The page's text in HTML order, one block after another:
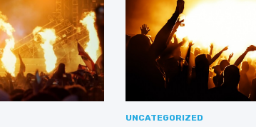
UNCATEGORIZED